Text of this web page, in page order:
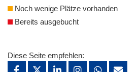
Noch wenige Plätze vorhanden
Bereits ausgebucht
Diese Seite empfehlen: